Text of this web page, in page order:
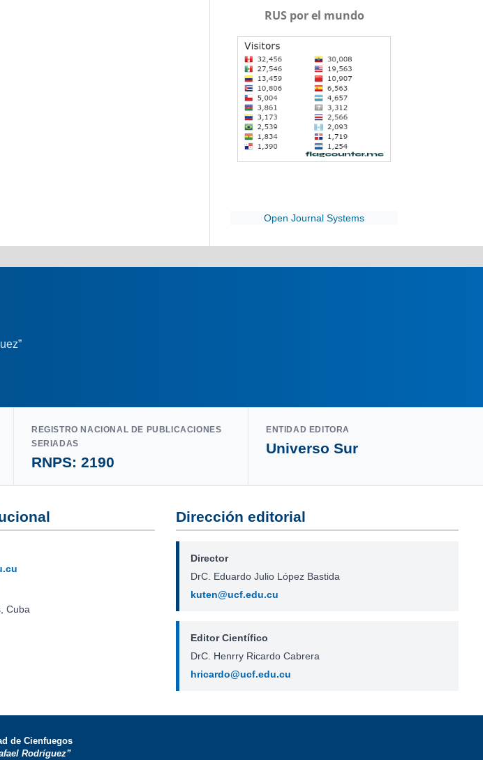
RUS por el mundo
Open Journal Systems
REGISTRO NACIONAL DE PUBLICACIONES
SERIADAS
RNPS: 2190
ENTIDAD EDITORA
Universo Sur
Cuba
Dirección editorial
Director
DrC. Eduardo Julio López Bastida
kuten@ucf.edu.cu
Editor Científico
DrC. Henrry Ricardo Cabrera
hricardo@ucf.edu.cu
de Cienfuegos
Rodríguez”